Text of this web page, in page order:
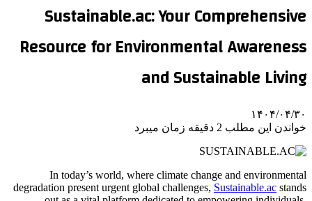
Sustainable.ac: Your Comprehensive
Resource for Environmental Awareness
and Sustainable Living
۱۴۰۴/۰۴/۳۰
خواندن این مطلب 2 دقیقه زمان میبرد
In today’s world, where climate change and environmental
degradation present urgent global challenges, Sustainable.ac stands